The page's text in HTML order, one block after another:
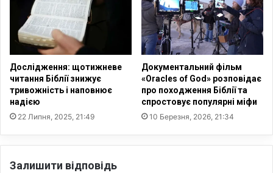
б
л
і
й
в
Дослідження: щотижневе
читання Біблії знижує
тривожність і наповнює
надією
22 Липня, 2025, 21:49
Документальний фільм
«Oracles of God» розповідає
про походження Біблії та
спростовує популярні міфи
10 Березня, 2026, 21:34
Залишити відповідь